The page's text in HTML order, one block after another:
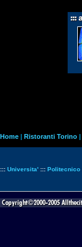
Home | Ristoranti Torino |
::: Universita' ::: Politecnico